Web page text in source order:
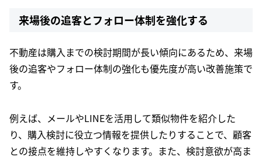
来場後の追客とフォロー体制を強化する
不動産は購入までの検討期間が長い傾向にあるため、来場
後の追客やフォロー体制の強化も優先度が高い改善施策で
す。
例えば、メールやLINEを活用して類似物件を紹介した
り、購入検討に役立つ情報を提供したりすることで、顧客
との接点を維持しやすくなります。また、検討意欲が高ま